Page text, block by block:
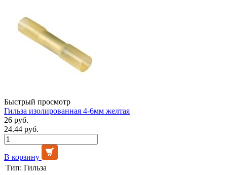
Быстрый просмотр
Гильза изолированная 4-6мм желтая
26 руб.
24.44 руб.
В корзину
Тип: Гильза